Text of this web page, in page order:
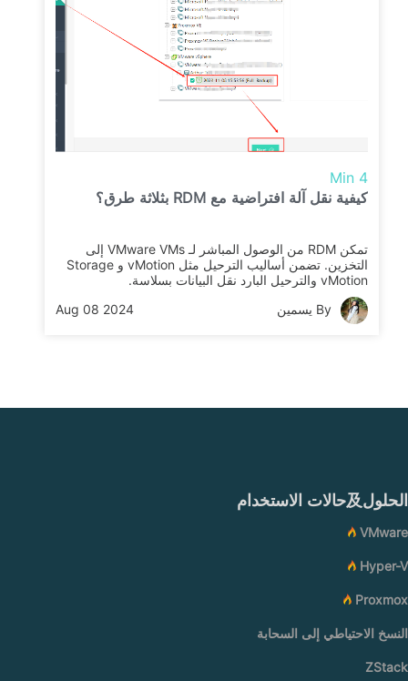
4 Min
كيفية نقل آلة افتراضية مع RDM بثلاثة طرق؟
تمكن RDM من الوصول المباشر لـ VMware VMs إلى
التخزين. تضمن أساليب الترحيل مثل vMotion و Storage
vMotion والترحيل البارد نقل البيانات بسلاسة.
By يسمين
Aug 08 2024
الحلول及حالات الاستخدام
VMware
Hyper-V
Proxmox
النسخ الاحتياطي إلى السحابة
ZStack